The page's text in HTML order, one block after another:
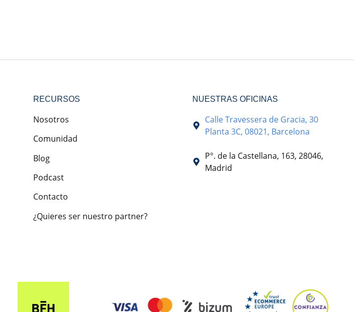
RECURSOS
Nosotros
Comunidad
Blog
Podcast
Contacto
¿Quieres ser nuestro partner?
NUESTRAS OFICINAS
Calle Travessera de Gracia, 30
Planta 3C, 08021, Barcelona
P°. de la Castellana, 163, 28046,
Madrid